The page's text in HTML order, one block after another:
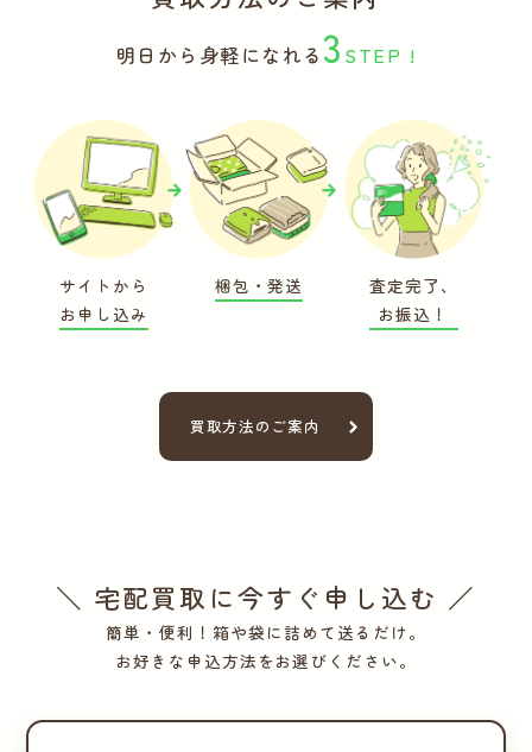
明日から身軽になれる 3 STEP !
サイトから
お申し込み
梱包・発送
査定完了、
お振込！
買取方法のご案内
＼ 宅配買取に今すぐ申し込む ／
簡単・便利！箱や袋に詰めて送るだけ。
お好きな申込方法をお選びください。